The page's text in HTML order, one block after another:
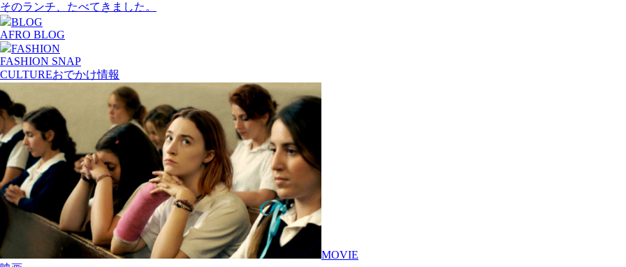
そのランチ、たべてきました。
BLOG
AFRO BLOG
FASHION
FASHION SNAP
CULTUREおでかけ情報
MOVIE